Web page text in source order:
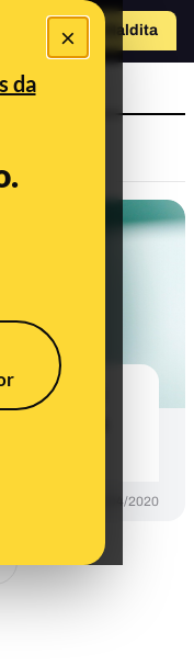
×
da
Hazte Maldita
en el
24/04/2020